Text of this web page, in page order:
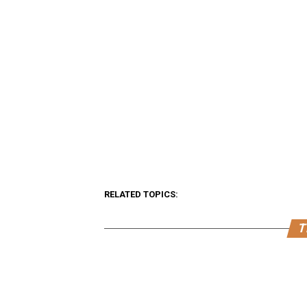
RELATED TOPICS: